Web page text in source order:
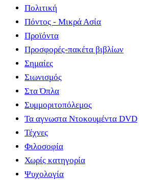
Πολιτική
Πόντος - Μικρά Ασία
Προϊόντα
Προσφορές-πακέτα βιβλίων
Σημαίες
Σιωνισμός
Στα Όπλα
Συμμοριτοπόλεμος
Τα αγνωστα Ντοκουμέντα DVD
Τέχνες
Φιλοσοφία
Χωρίς κατηγορία
Ψυχολογία